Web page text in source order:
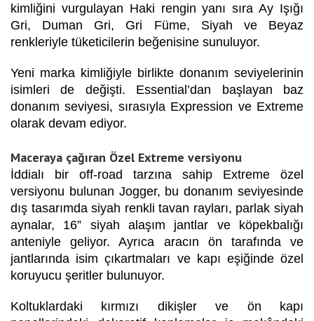
kimliğini vurgulayan Haki rengin yanı sıra Ay Işığı
Gri, Duman Gri, Gri Füme, Siyah ve Beyaz
renkleriyle tüketicilerin beğenisine sunuluyor.
Yeni marka kimliğiyle birlikte donanım seviyelerinin
isimleri de değişti. Essential’dan başlayan baz
donanım seviyesi, sırasıyla Expression ve Extreme
olarak devam ediyor.
Maceraya çağıran Özel Extreme versiyonu
İddialı bir off-road tarzına sahip Extreme özel
versiyonu bulunan Jogger, bu donanım seviyesinde
dış tasarımda siyah renkli tavan rayları, parlak siyah
aynalar, 16” siyah alaşım jantlar ve köpekbalığı
anteniyle geliyor. Ayrıca aracın ön tarafında ve
jantlarında isim çıkartmaları ve kapı eşiğinde özel
koruyucu şeritler bulunuyor.
Koltuklardaki kırmızı dikişler ve ön kapı